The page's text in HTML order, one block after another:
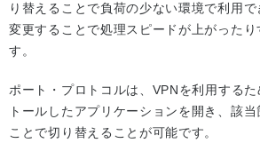
り替えることで負荷の少ない環境で利用
変更することで処理スピードが上がったり
す。
ポート・プロトコルは、VPNを利用する
トールしたアプリケーションを開き、該
ことで切り替えることが可能です。